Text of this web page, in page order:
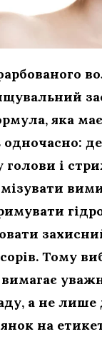
яка
одночасно:
і
Тому
а не лише
на